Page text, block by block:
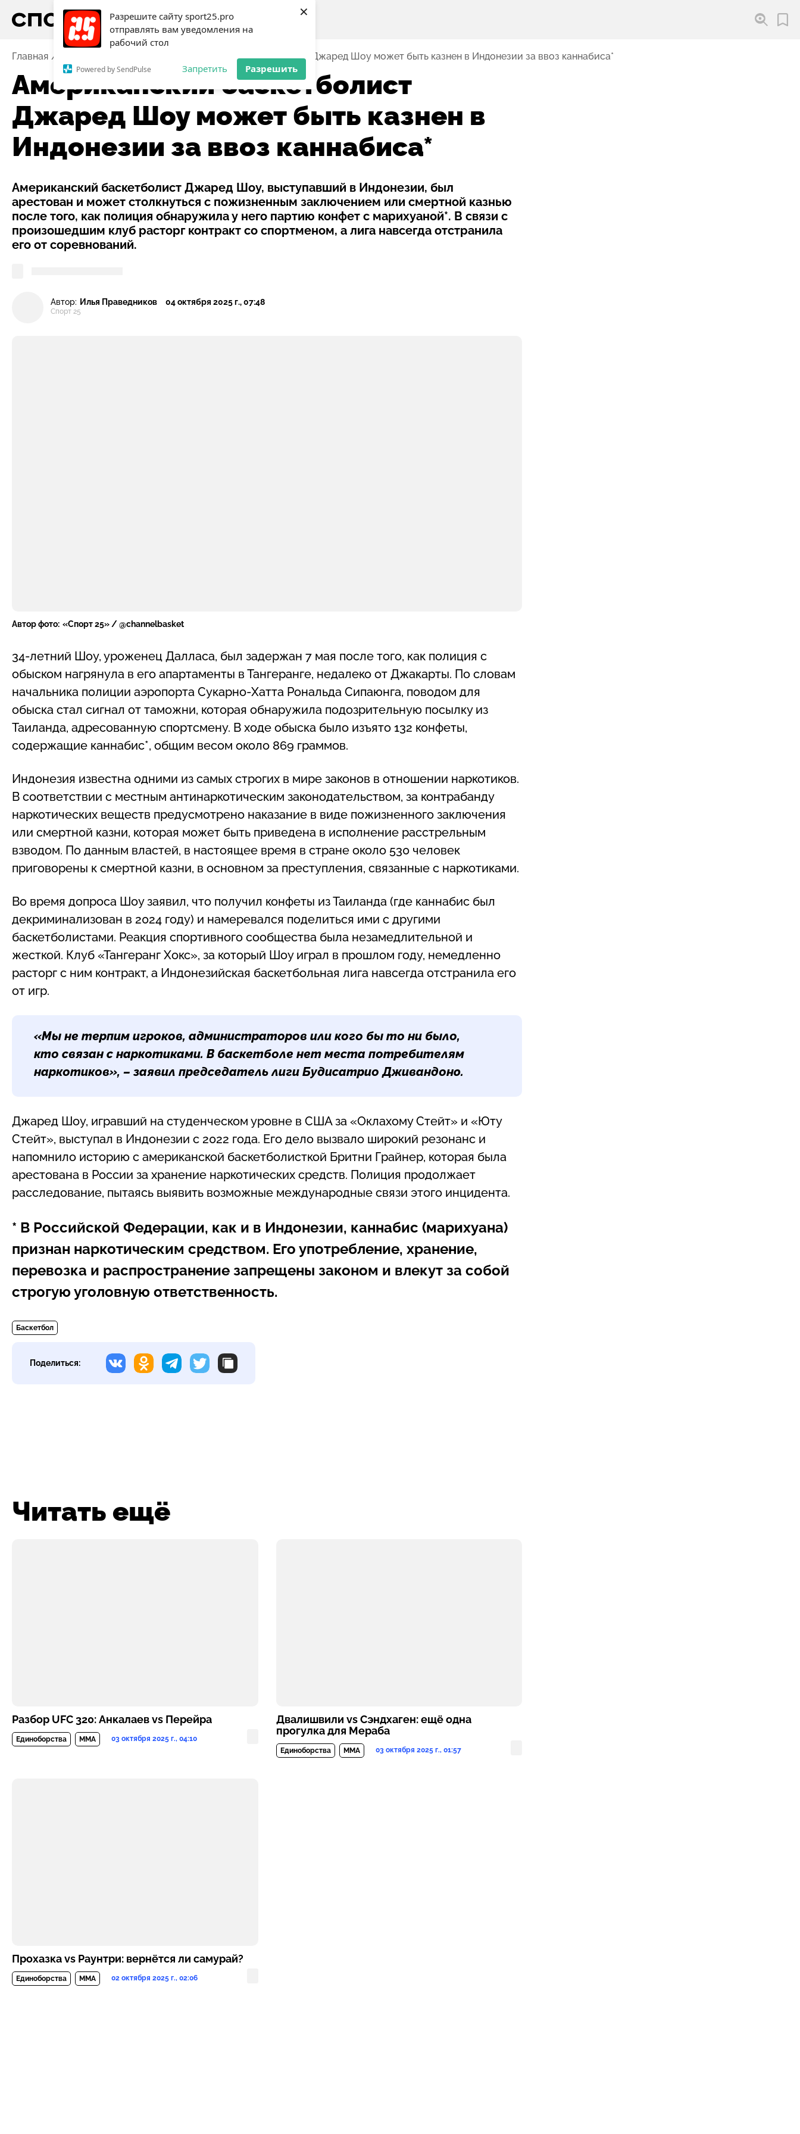
Разрешите сайту sport25.pro
отправлять вам уведомления на
рабочий стол
Powered by SendPulse Запретить Разрешить
×
Главная Американский баскетболист Джаред Шоу может быть казнен в Индонезии за ввоз каннабиса*
Американский баскетболист
Джаред Шоу может быть казнен в
Индонезии за ввоз каннабиса*
Американский баскетболист Джаред Шоу, выступавший в Индонезии, был
арестован и может столкнуться с пожизненным заключением или смертной казнью
после того, как полиция обнаружила у него партию конфет с марихуаной*. В связи с
произошедшим клуб расторг контракт со спортменом, а лига навсегда отстранила
его от соревнований.
Автор: Илья Праведников
Спорт 25
04 октября 2025 г., 07:48
Автор фото: «Спорт 25» / @channelbasket
34-летний Шоу, уроженец Далласа, был задержан 7 мая после того, как полиция с
обыском нагрянула в его апартаменты в Тангеранге, недалеко от Джакарты. По словам
начальника полиции аэропорта Сукарно-Хатта Рональда Сипаюнга, поводом для
обыска стал сигнал от таможни, которая обнаружила подозрительную посылку из
Таиланда, адресованную спортсмену. В ходе обыска было изъято 132 конфеты,
содержащие каннабис*, общим весом около 869 граммов.
Индонезия известна одними из самых строгих в мире законов в отношении наркотиков.
В соответствии с местным антинаркотическим законодательством, за контрабанду
наркотических веществ предусмотрено наказание в виде пожизненного заключения
или смертной казни, которая может быть приведена в исполнение расстрельным
взводом. По данным властей, в настоящее время в стране около 530 человек
приговорены к смертной казни, в основном за преступления, связанные с наркотиками.
Во время допроса Шоу заявил, что получил конфеты из Таиланда (где каннабис был
декриминализован в 2024 году) и намеревался поделиться ими с другими
баскетболистами. Реакция спортивного сообщества была незамедлительной и
жесткой. Клуб «Тангеранг Хокс», за который Шоу играл в прошлом году, немедленно
расторг с ним контракт, а Индонезийская баскетбольная лига навсегда отстранила его
от игр.
«Мы не терпим игроков, администраторов или кого бы то ни было,
кто связан с наркотиками. В баскетболе нет места потребителям
наркотиков», – заявил председатель лиги Будисатрио Дживандонo.
Джаред Шоу, игравший на студенческом уровне в США за «Оклахому Стейт» и «Юту
Стейт», выступал в Индонезии с 2022 года. Его дело вызвало широкий резонанс и
напомнило историю с американской баскетболисткой Бритни Грайнер, которая была
арестована в России за хранение наркотических средств. Полиция продолжает
расследование, пытаясь выявить возможные международные связи этого инцидента.
* В Российской Федерации, как и в Индонезии, каннабис (марихуана)
признан наркотическим средством. Его употребление, хранение,
перевозка и распространение запрещены законом и влекут за собой
строгую уголовную ответственность.
Баскетбол
Поделиться:
Читать ещё
Разбор UFC 320: Анкалаев vs Перейра
Единоборства MMA 03 октября 2025 г., 04:10
Двалишвили vs Сэндхаген: ещё одна
прогулка для Мераба
Единоборства MMA 03 октября 2025 г., 01:57
Прохазка vs Раунтри: вернётся ли самурай?
Единоборства MMA 02 октября 2025 г., 02:06